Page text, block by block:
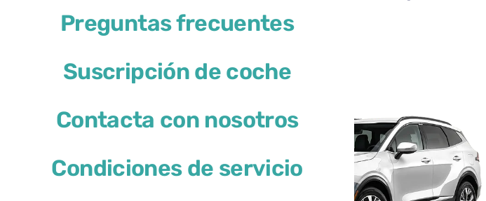
Preguntas frecuentes
Suscripción de coche
Contacta con nosotros
Condiciones de servicio
o similar